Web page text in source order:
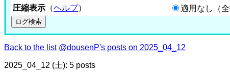
圧縮表示 （ヘルプ） 適用なし（全
Back to the list @dousenP's posts on 2025_04_12
2025_04_12 (土): 5 posts